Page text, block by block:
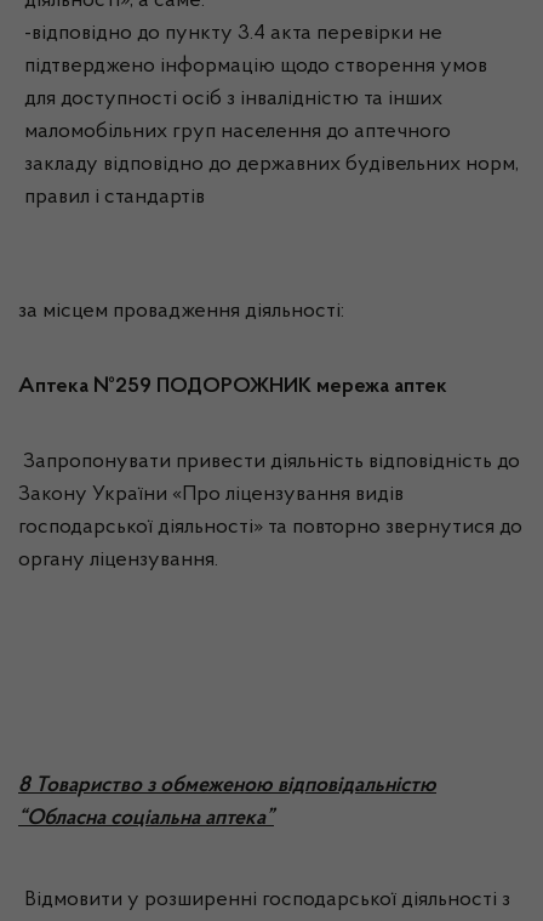
-відповідно до пункту 3.4 акта перевірки не
підтверджено інформацію щодо створення умов
для доступності осіб з інвалідністю та інших
маломобільних груп населення до аптечного
закладу відповідно до державних будівельних норм,
правил і стандартів
за місцем провадження діяльності:
Аптека №259 ПОДОРОЖНИК мережа аптек
Запропонувати привести діяльність відповідність до
Закону України «Про ліцензування видів
господарської діяльності» та повторно звернутися до
органу ліцензування.
8 Товариство з обмеженою відповідальністю
“Обласна соціальна аптека”
Відмовити у розширенні господарської діяльності з